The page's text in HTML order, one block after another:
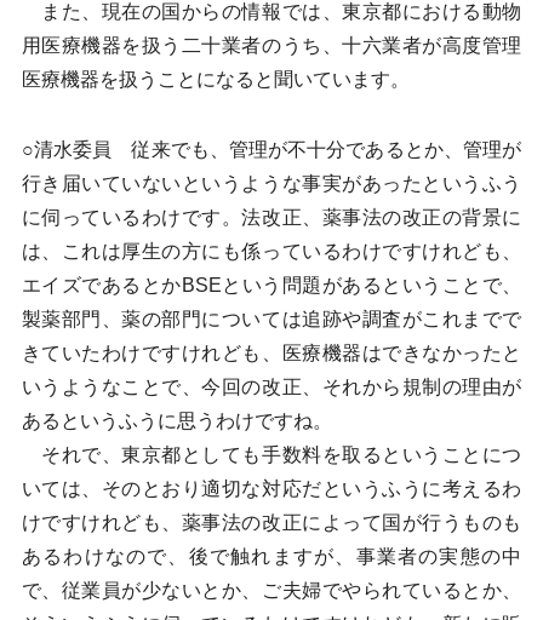
また、現在の国からの情報では、東京都における動物
用医療機器を扱う二十業者のうち、十六業者が高度管理
医療機器を扱うことになると聞いています。
○清水委員 従来でも、管理が不十分であるとか、管理が
行き届いていないというような事実があったというふう
に伺っているわけです。法改正、薬事法の改正の背景に
は、これは厚生の方にも係っているわけですけれども、
エイズであるとかBSEという問題があるということで、
製薬部門、薬の部門については追跡や調査がこれまでで
きていたわけですけれども、医療機器はできなかったと
いうようなことで、今回の改正、それから規制の理由が
あるというふうに思うわけですね。
それで、東京都としても手数料を取るということにつ
いては、そのとおり適切な対応だというふうに考えるわ
けですけれども、薬事法の改正によって国が行うものも
あるわけなので、後で触れますが、事業者の実態の中
で、従業員が少ないとか、ご夫婦でやられているとか、